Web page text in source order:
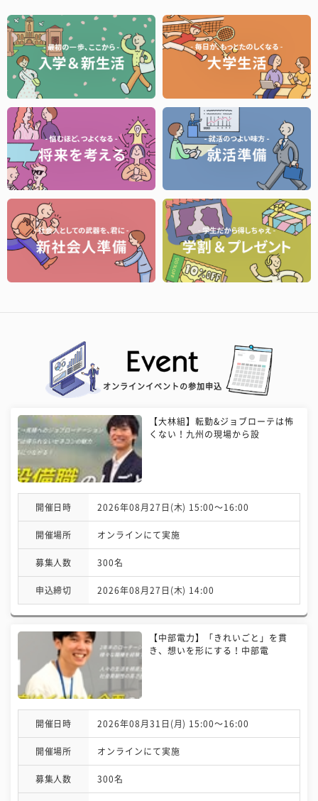
オンラインイベントの参加申込
【大林組】転勤&ジョブローテは怖
くない！九州の現場から設
開催日時 2026年08月27日(木) 15:00〜16:00
開催場所 オンラインにて実施
募集人数 300名
申込締切 2026年08月27日(木) 14:00
【中部電力】「きれいごと」を貫
き、想いを形にする！中部電
開催日時 2026年08月31日(月) 15:00〜16:00
開催場所 オンラインにて実施
募集人数 300名